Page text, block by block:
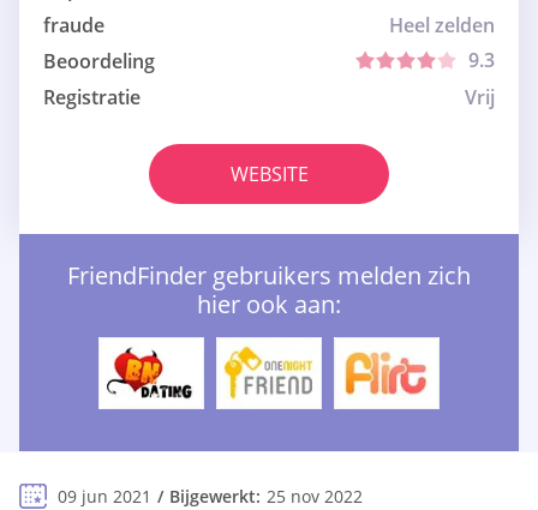
fraude
Heel zelden
Beoordeling
9.3
Registratie
Vrij
WEBSITE
FriendFinder gebruikers melden zich
hier ook aan:
09 jun 2021 Bijgewerkt: 25 nov 2022